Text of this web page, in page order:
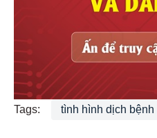
Tags: tình hình dịch bệnh